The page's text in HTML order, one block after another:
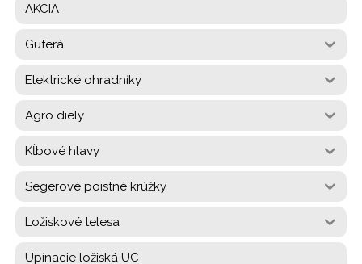
AKCIA
Guferá
Elektrické ohradníky
Agro diely
Kĺbové hlavy
Segerové poistné krúžky
Ložiskové telesa
Upínacie ložiská UC